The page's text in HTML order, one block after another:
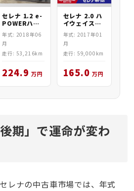
セレナ 1.2 e-
POWERハイ
ウェイスター
V
年式: 2018年06
月
走行: 53,216km
224.9 万円
セレナ 2.0 ハ
イウェイスタ
ー
年式: 2017年01
月
走行: 59,000km
165.0 万円
期」で運命が変わ
レナの中古車市場では、年式